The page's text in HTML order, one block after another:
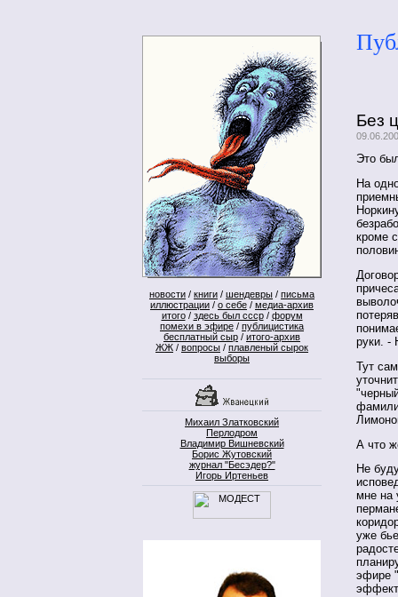
новости / книги / шендевры / письма
иллюстрации / о себе / медиа-архив
итого/ здесь был ссср/ форум
помехи в эфире / публицистика
бесплатный сыр / итого-архив
ЖЖ / вопросы / плавленый сырок
выборы
Михаил Златковский
Перлодром
Владимир Вишневский
Борис Жутовский
журнал "Бесэдер?"
Игорь Иртеньев
Без
Это
На
кроме
руки. -
Тут
А что
Не
мне на
уже
эфире